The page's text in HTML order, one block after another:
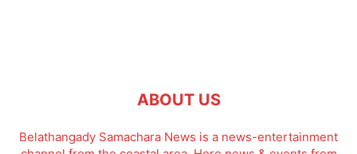
ABOUT US
Belathangady Samachara News is a news-entertainment